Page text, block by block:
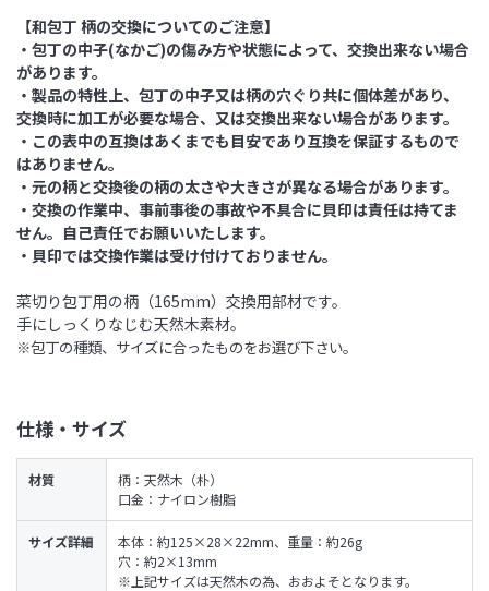
【和包丁 柄の交換についてのご注意】
・包丁の中子(なかご)の傷み方や状態によって、交換出来ない場合
があります。
・製品の特性上、包丁の中子又は柄の穴ぐり共に個体差があり、
交換時に加工が必要な場合、又は交換出来ない場合があります。
・この表中の互換はあくまでも目安であり互換を保証するもので
はありません。
・元の柄と交換後の柄の太さや大きさが異なる場合があります。
・交換の作業中、事前事後の事故や不具合に貝印は責任は持てま
せん。自己責任でお願いいたします。
・貝印では交換作業は受け付けておりません。
菜切り包丁用の柄（165mm）交換用部材です。
手にしっくりなじむ天然木素材。
※包丁の種類、サイズに合ったものをお選び下さい。
仕様・サイズ
材質
柄：天然木（朴）
口金：ナイロン樹脂
サイズ詳細
本体：約125×28×22mm、重量：約26g
穴：約2×13mm
※上記サイズは天然木の為、おおよそとなります。